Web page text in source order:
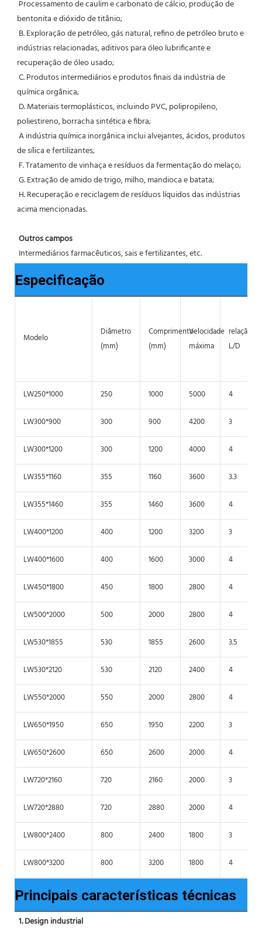
bentonita e dióxido de titânio;
indústrias relacionadas, aditivos para óleo lubrificante e
recuperação de óleo usado;
química orgânica;
poliestireno, borracha sintética e fibra;
de sílica e fertilizantes;
F. Tratamento de vinhaça e resíduos da fermentação do melaço;
G. Extração de amido de trigo, milho, mandioca e batata;
acima mencionadas.
Outros campos
Intermediários farmacêuticos, sais e fertilizantes, etc.
Especificação
Modelo
Diâmetro
(mm)
Comprimento
(mm)
Velocidade
máxima
relação
L/D
LW250*1000 250 1000 5000 4
LW300*900 300 900 4200 3
LW300*1200 300 1200 4000 4
LW355*1160 355 1160 3600 3.3
LW355*1460 355 1460 3600 4
LW400*1200 400 1200 3200 3
LW400*1600 400 1600 3000 4
LW450*1800 450 1800 2800 4
LW500*2000 500 2000 2800 4
LW530*1855 530 1855 2600 3.5
LW530*2120 530 2120 2400 4
LW550*2000 550 2000 2800 4
LW650*1950 650 1950 2200 3
LW650*2600 650 2600 2000 4
LW720*2160 720 2160 2000 3
LW720*2880 720 2880 2000 4
LW800*2400 800 2400 1800 3
LW800*3200 800 3200 1800 4
Principais características técnicas
1. Design industrial